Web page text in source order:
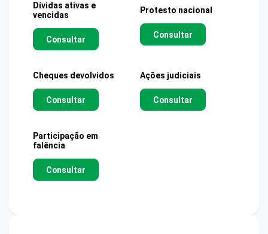
Dívidas ativas e
vencidas
Consultar
Protesto nacional
Consultar
Cheques devolvidos
Consultar
Ações judiciais
Consultar
Participação em
falência
Consultar